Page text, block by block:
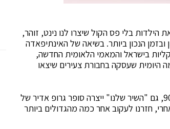
ה-2000, קשה לדמיין בכלל את הילדות בלי פס הקול שיצרו לנו נינט, זוהר,
ובזמן הנכון ביותר. בשיאה של האינתיפאדה
בישראל והמאמי הלאומית החדשה,
שעסקה בחבורת צעירים שיצאו
כמו "עניין של זמן", הלהיט שקדם לה שעל ברכיו גדלו ילדי שנות ה-90, גם "השיר שלנו" ייצרה סופר גרופ אדיר של
קריירה מזהירה מאז התוכנית. עכשיו, 20 שנה אחרי, חזרנו לעקוב אחר כמה מהגדולים ביותר